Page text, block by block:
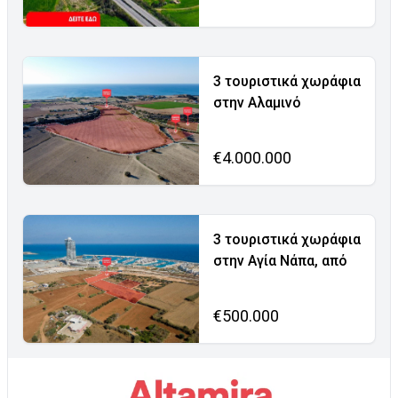
3 τουριστικά χωράφια
στην Αλαμινό
€4.000.000
3 τουριστικά χωράφια
στην Αγία Νάπα, από
€500.000